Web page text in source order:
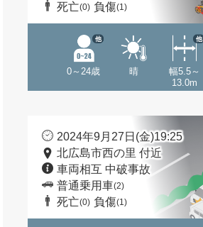
死亡(0) 負傷(1)
0～24歳
他
晴
幅5.5～
13.0m
他
2024年9月27日(金)19:25
北広島市西の里 付近
車両相互 中破事故
普通乗用車(2)
死亡(0) 負傷(1)